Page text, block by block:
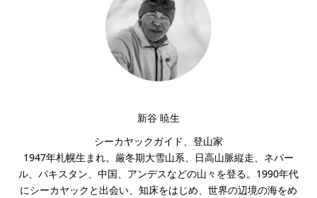
新谷 暁生
シーカヤックガイド、登山家
1947年札幌生まれ。厳冬期大雪山系、日高山脈縦走、ネパー
ル、パキスタン、中国、アンデスなどの山々を登る。1990年代
にシーカヤックと出会い、知床をはじめ、世界の辺境の海をめ